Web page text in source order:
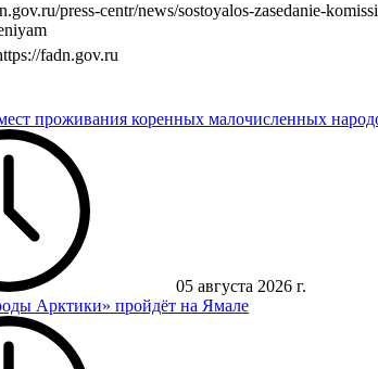
press-centr/news/sostoyalos-zasedanie-
fadn.gov.ru
проживания коренных малочисленных
05 августа 2026 г.
Арктики» пройдёт на Ямале